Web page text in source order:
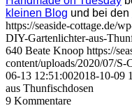
kleinen Blog und bei den
https://seaside-cottage.de/
DIY-Gartenlichter-aus-
640 Beate Knoop https://
content/uploads/2020/07/
06-13 12:51:002018-10-09
aus Thunfischdosen
9 Kommentare